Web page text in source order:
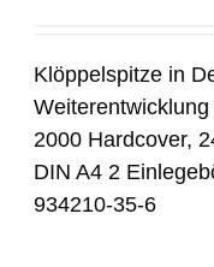
Klöppelspitze in
2000 Hardcover,
DIN A4 2
934210-35-6